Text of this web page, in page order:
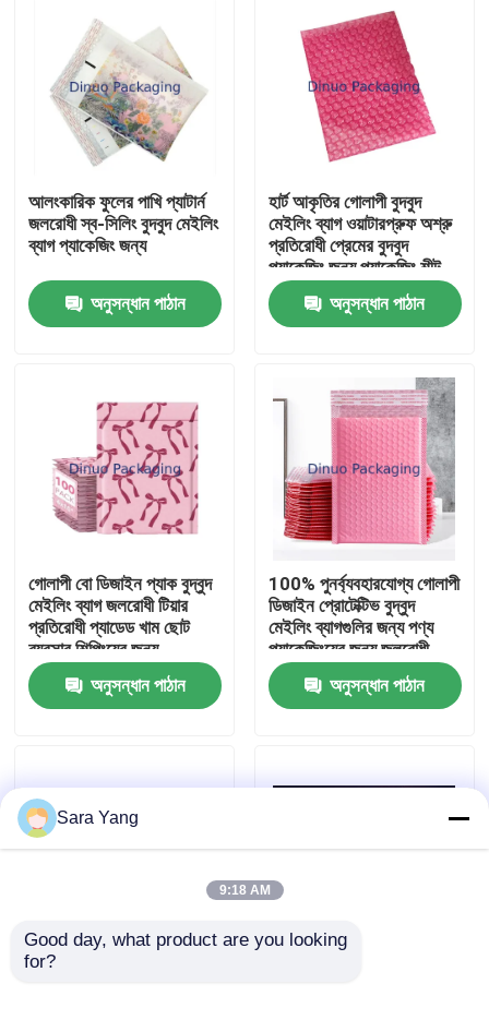
পণ্য
ভিডিও
আমাদের সম্পর্কে
কারখানা ভ্রমণ
আমাদের সাথে যোগাযোগ করুন
মামলা
আলংকারিক ফুলের পাখি প্যাটার্ন
জলরোধী স্ব-সিলিং বুদবুদ মেইলিং
ব্যাগ প্যাকেজিং জন্য
অনুসন্ধান পাঠান
হার্ট আকৃতির গোলাপী বুদবুদ
মেইলিং ব্যাগ ওয়াটারপ্রুফ অশ্রু
প্রতিরোধী প্রেমের বুদবুদ
প্যাকেজিং জন্য প্যাকেজিং শীট
অনুসন্ধান পাঠান
গোলাপী বো ডিজাইন প্যাক বুদ্বুদ
মেইলিং ব্যাগ জলরোধী টিয়ার
প্রতিরোধী প্যাডেড খাম ছোট
ব্যবসার শিপিংয়ের জন্য
অনুসন্ধান পাঠান
100% পুনর্ব্যবহারযোগ্য গোলাপী
ডিজাইন প্রোটেক্টিভ বুদ্বুদ
মেইলিং ব্যাগগুলির জন্য পণ্য
প্যাকেজিংয়ের জন্য জলরোধী
ফাংশন সহ
অনুসন্ধান পাঠান
ইলেকট্রনিক পণ্য প্যাকেজিং
Sara Yang
9:18 AM
Good day, what product are you looking
for?